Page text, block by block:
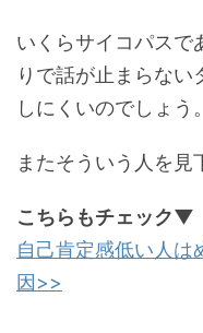
いくらサイコパスで
りで話が止まらな
しにくいのでしょう。
またそういう人を見
こちらもチェック▼
自己肯定感低い人は
因>>